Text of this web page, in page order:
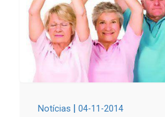
Notícias | 04-11-2014